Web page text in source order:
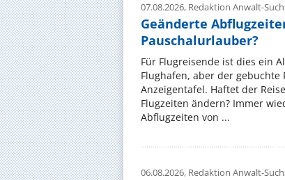
07.08.2026, Redaktion Anwalt-
Geänderte
Pauschalurlauber?
Für Flugreisende ist dies ein
Flughafen, aber der
Anzeigentafel. Haftet der
Flugzeiten ändern? Immer
Abflugzeiten von ...
06.08.2026, Redaktion Anwalt-